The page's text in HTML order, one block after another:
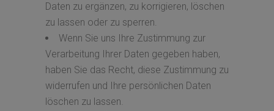
Daten zu ergänzen, zu korrigieren, löschen
zu lassen oder zu sperren.
Wenn Sie uns Ihre Zustimmung zur
Verarbeitung Ihrer Daten gegeben haben,
haben Sie das Recht, diese Zustimmung zu
widerrufen und Ihre persönlichen Daten
löschen zu lassen.